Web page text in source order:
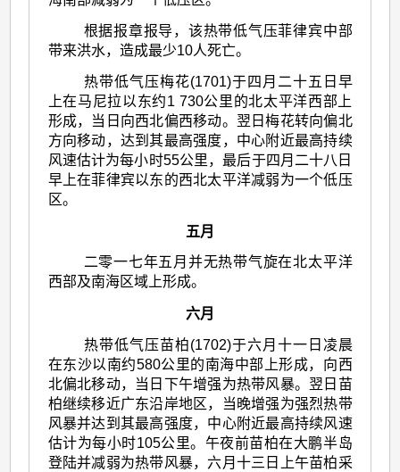
根据报章报导，该热带低气压菲律宾中部
带来洪水，造成最少10人死亡。
热带低气压梅花(1701)于四月二十五日早
上在马尼拉以东约1 730公里的北太平洋西部上
形成，当日向西北偏西移动。翌日梅花转向偏北
方向移动，达到其最高强度，中心附近最高持续
风速估计为每小时55公里，最后于四月二十八日
早上在菲律宾以东的西北太平洋减弱为一个低压
区。
五月
二零一七年五月并无热带气旋在北太平洋
西部及南海区域上形成。
六月
热带低气压苗柏(1702)于六月十一日凌晨
在东沙以南约580公里的南海中部上形成，向西
北偏北移动，当日下午增强为热带风暴。翌日苗
柏继续移近广东沿岸地区，当晚增强为强烈热带
风暴并达到其最高强度，中心附近最高持续风速
估计为每小时105公里。午夜前苗柏在大鹏半岛
登陆并减弱为热带风暴，六月十三日上午苗柏采